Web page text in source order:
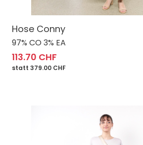
Hose Conny
97% CO 3% EA
113.70 CHF
statt 379.00 CHF